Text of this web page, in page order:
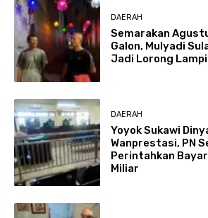
DAERAH
Semarakan
Galon, Mulyadi
Jadi Lorong
DAERAH
Yoyok Sukawi
Wanprestasi, PN
Perintahkan
Miliar